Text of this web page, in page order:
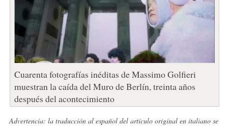
Cuarenta fotografías inéditas de Massimo Golfieri
muestran la caída del Muro de Berlín, treinta años
después del acontecimiento
Advertencia: la traducción al español del artículo original en italiano se